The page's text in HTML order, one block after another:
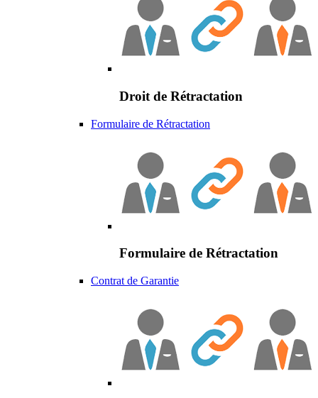
Droit de Rétractation
Formulaire de Rétractation
Formulaire de Rétractation
Contrat de Garantie